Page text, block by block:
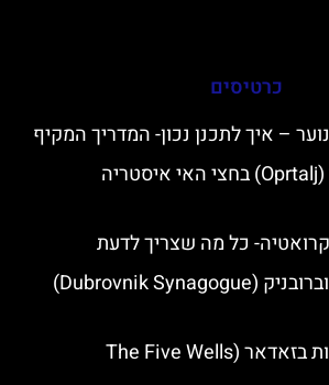
כרטיסים
– איך לתכנן נכון- המדריך המקיף
הכפר אופרטאלי (Oprtalj) בחצי האי איסטריה
בית הכנסת של דוברובניק (Dubrovnik Synagogue)
כיכר חמש הבארות בזאדאר (The Five Wells